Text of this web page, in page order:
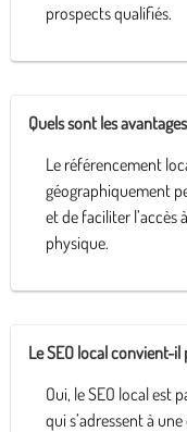
prospects qualifiés.
Quels sont les
Le référencement
géographiquement
et de faciliter l’accès
physique.
Le SEO local convient-
Oui, le SEO local est
qui s’adressent à